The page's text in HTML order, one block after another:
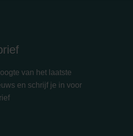
van het laatste
en schrijf je in voor